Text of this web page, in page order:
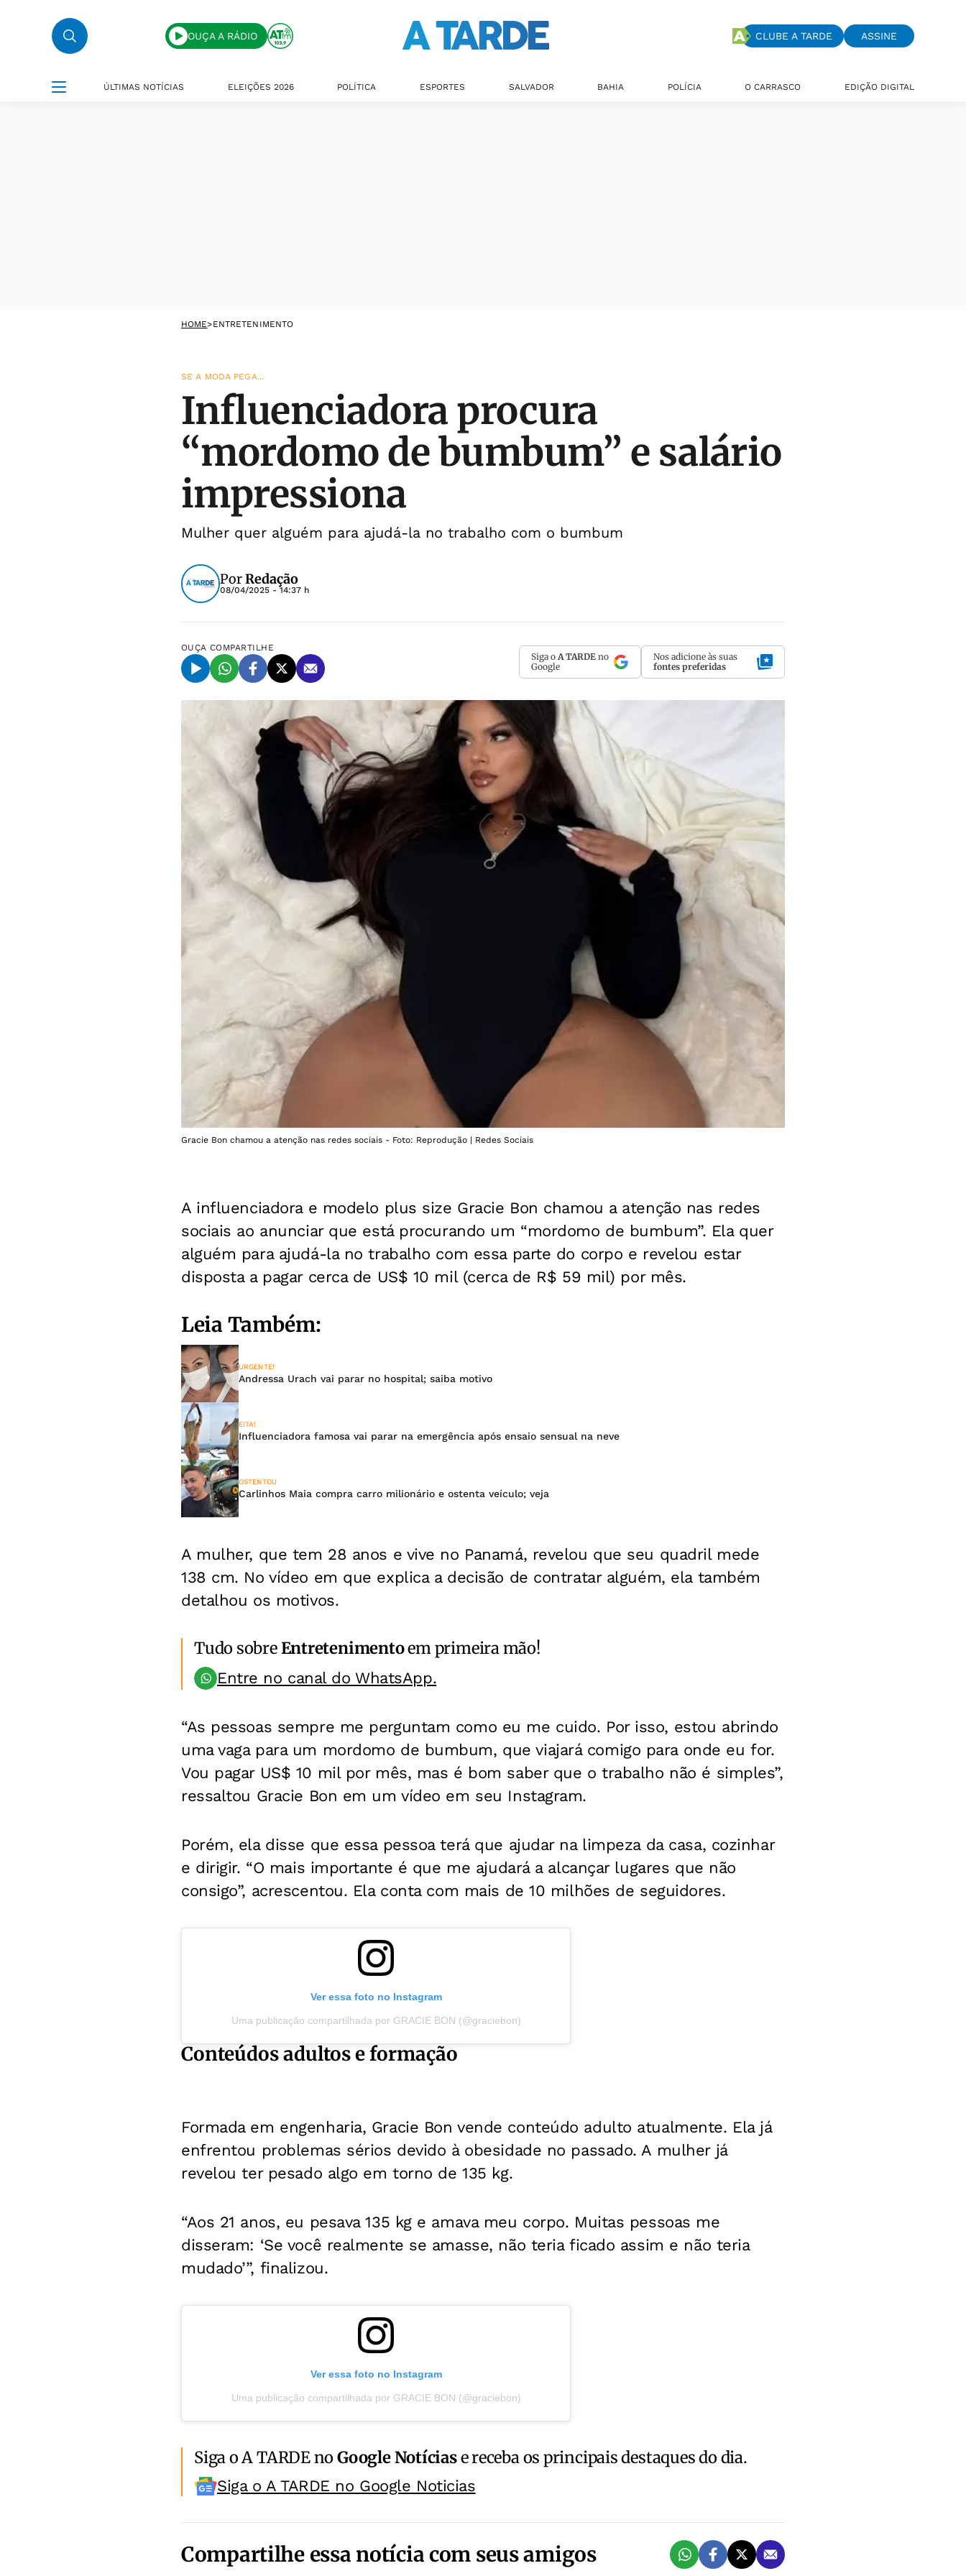
OUÇA A RÁDIO CLUBE A TARDE ASSINE
ÚLTIMAS NOTÍCIAS ELEIÇÕES 2026 POLÍTICA ESPORTES SALVADOR BAHIA POLÍCIA O CARRASCO EDIÇÃO DIGITAL
HOME>ENTRETENIMENTO
SE A MODA PEGA...
Influenciadora procura
“mordomo de bumbum” e salário
impressiona
Mulher quer alguém para ajudá-la no trabalho com o bumbum
PorRedação
08/04/2025 - 14:37 h
OUÇA COMPARTILHE
Siga o A TARDE no
Google
Nos adicione às suas
fontes preferidas
Gracie Bon chamou a atenção nas redes sociais - Foto: Reprodução | Redes Sociais
A influenciadora e modelo plus size Gracie Bon chamou a atenção nas redes
sociais ao anunciar que está procurando um “mordomo de bumbum”. Ela quer
alguém para ajudá-la no trabalho com essa parte do corpo e revelou estar
disposta a pagar cerca de US$ 10 mil (cerca de R$ 59 mil) por mês.
Leia Também:
URGENTE!
Andressa Urach vai parar no hospital; saiba motivo
EITA!
Influenciadora famosa vai parar na emergência após ensaio sensual na neve
OSTENTOU
Carlinhos Maia compra carro milionário e ostenta veículo; veja
A mulher, que tem 28 anos e vive no Panamá, revelou que seu quadril mede
138 cm. No vídeo em que explica a decisão de contratar alguém, ela também
detalhou os motivos.
Tudo sobreEntretenimentoem primeira mão!
Entre no canal do WhatsApp.
“As pessoas sempre me perguntam como eu me cuido. Por isso, estou abrindo
uma vaga para um mordomo de bumbum, que viajará comigo para onde eu for.
Vou pagar US$ 10 mil por mês, mas é bom saber que o trabalho não é simples”,
ressaltou Gracie Bon em um vídeo em seu Instagram.
Porém, ela disse que essa pessoa terá que ajudar na limpeza da casa, cozinhar
e dirigir. “O mais importante é que me ajudará a alcançar lugares que não
consigo”, acrescentou. Ela conta com mais de 10 milhões de seguidores.
Ver essa foto no Instagram
Uma publicação compartilhada por GRACIE BON (@graciebon)
Conteúdos adultos e formação
Formada em engenharia, Gracie Bon vende conteúdo adulto atualmente. Ela já
enfrentou problemas sérios devido à obesidade no passado. A mulher já
revelou ter pesado algo em torno de 135 kg.
“Aos 21 anos, eu pesava 135 kg e amava meu corpo. Muitas pessoas me
disseram: ‘Se você realmente se amasse, não teria ficado assim e não teria
mudado’”, finalizou.
Ver essa foto no Instagram
Uma publicação compartilhada por GRACIE BON (@graciebon)
Siga o A TARDE noGoogle Notíciase receba os principais destaques do dia.
Siga o A TARDE no Google Noticias
Compartilhe essa notícia com seus amigos